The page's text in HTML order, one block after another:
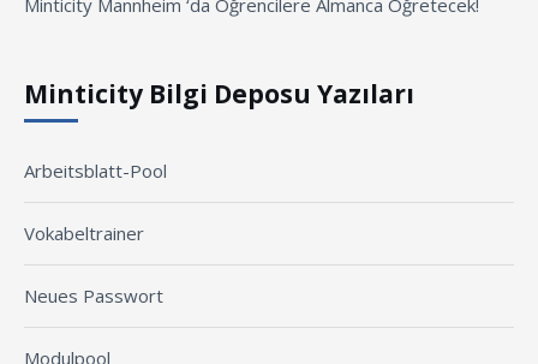
Minticity Mannheim ‘da Öğrencilere Almanca Öğretecek!
Minticity Bilgi Deposu Yazıları
Arbeitsblatt-Pool
Vokabeltrainer
Neues Passwort
Modulpool